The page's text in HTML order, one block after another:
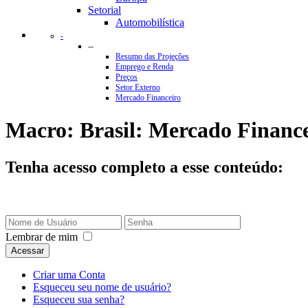
Setorial
Automobilística
-
--
Resumo das Projeções
Emprego e Renda
Preços
Setor Externo
Mercado Financeiro
Macro: Brasil: Mercado
Tenha acesso completo a esse conteúdo:
Lembrar de mim
Acessar
Criar uma Conta
Esqueceu seu nome de usuário?
Esqueceu sua senha?